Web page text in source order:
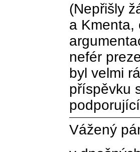
(Nepřišly
a Kmenta,
nefér
byl velmi
příspěvku
Vážený